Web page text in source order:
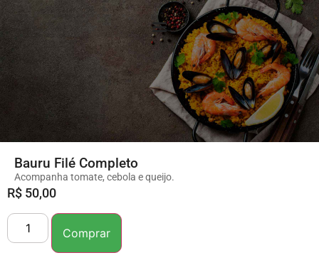
Bauru Filé Completo
Acompanha tomate, cebola e queijo.
R$ 50,00
Comprar